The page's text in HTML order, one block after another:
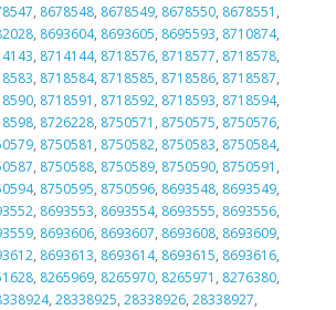
, 8678548, 8678549, 8678550, 8678551 ,
, 8693604, 8693605, 8695593, 8710874,
, 8714144, 8718576, 8718577, 8718578,
, 8718584, 8718585, 8718586, 8718587,
, 8718591 , 8718592, 8718593, 8718594,
, 8726228, 8750571 , 8750575, 8750576,
, 8750581 , 8750582, 8750583, 8750584,
, 8750588, 8750589, 8750590, 8750591 ,
, 8750595, 8750596, 8693548, 8693549,
, 8693553, 8693554, 8693555, 8693556,
, 8693606, 8693607, 8693608, 8693609,
, 8693613, 8693614, 8693615, 8693616,
, 8265969, 8265970, 8265971 , 8276380,
, 28338925, 28338926, 28338927,